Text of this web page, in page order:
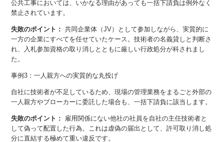
公共工事においては、いかなる理由があっても一括下請負は例外なく
禁止されています。
失敗のポイント： 共同企業体（JV）として参加しながら、実質的に
一方の企業にすべてを任せていたケース。技術者の名義貸しと判断さ
れ、入札参加資格の取り消しとともに厳しい行政処分が科されまし
た。
事例3：一人親方への実質的な丸投げ
自社に技術者が不足しているため、現場の管理業務をまるごと外部の
一人親方やブローカーに委託した場合も、一括下請負に該当します。
失敗のポイント：
雇用関係にない他社の社員を自社の主任技術者と
して偽って配置した行為。これは虚偽の届出として、許可取り消し処
分に直結する極めて重い違反です。